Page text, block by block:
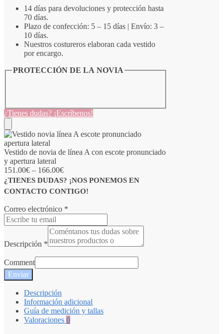
pronunciado
apertura
cantidad
14 días para devoluciones y protección hasta
70 días.
Plazo de confección: 5 – 15 días | Envío: 3 –
10 días.
Nuestros costureros elaboran cada vestido
por encargo.
PROTECCIÓN DE LA NOVIA
¿Tienes dudas? ¡Escríbenos!
Vestido de novia de línea A con escote pronunciado
y apertura lateral
151.00€ – 166.00€
¿TIENES DUDAS? ¡NOS PONEMOS EN
CONTACTO CONTIGO!
Correo electrónico *
Descripción *
Comment
Enviar
Descripción
Información adicional
Guía de medición y tallas
Valoraciones 0